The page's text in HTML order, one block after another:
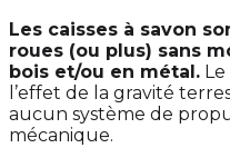
Les caisses à savon
roues (ou plus) sans
bois et/ou en métal.
l’effet de la gravité
aucun système de
mécanique.